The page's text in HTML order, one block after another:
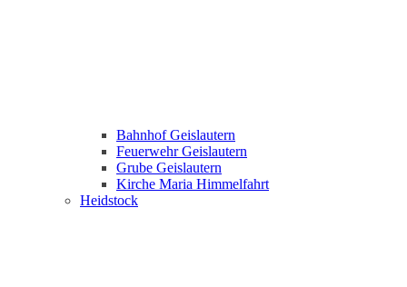
Bahnhof Geislautern
Feuerwehr Geislautern
Grube Geislautern
Kirche Maria Himmelfahrt
Heidstock